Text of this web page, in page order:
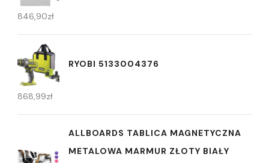
846,90zł
RYOBI 5133004376
868,99zł
ALLBOARDS TABLICA MAGNETYCZNA
METALOWA MARMUR ZŁOTY BIAŁY